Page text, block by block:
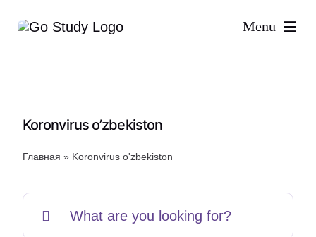
Menu
Koronvirus o’zbekiston
Главная » Koronvirus o'zbekiston
for: